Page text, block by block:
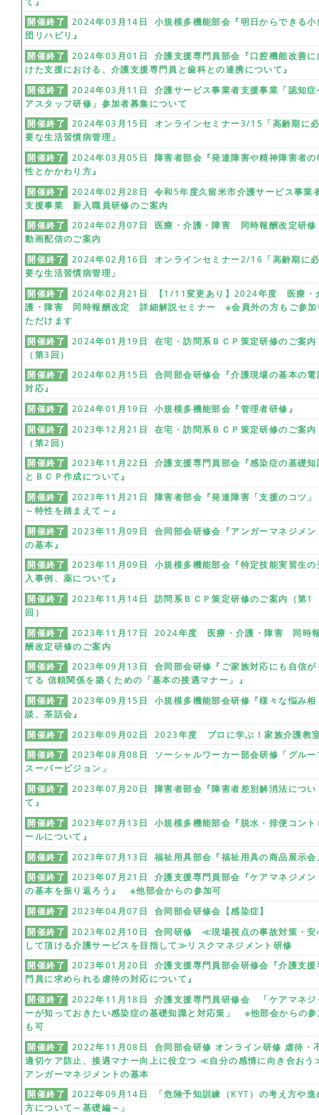
開催終了
2024年03月14日 小規模多機能部会『明日からできる小
団リハビリ』
開催終了
2024年03月01日 介護支援専門員部会『口腔機能改善に
けた支援における、介護支援専門員と歯科との連携について』
開催終了
2024年03月11日 介護サービス事業者支援事業「認知症
アスタッフ研修」参加者募集について
開催終了
2024年03月15日 オンラインセミナー3/15「高齢期に
要な生活習慣病管理」
開催終了
2024年03月05日 障害者部会『発達障害や精神障害者の
性とかかわり方』
開催終了
2024年02月28日 令和5年度久留米市介護サービス事業
支援事業 新入職員研修のご案内
開催終了
2024年02月07日 医療・介護・障害 同時報酬改定研
動画配信のご案内
開催終了
2024年02月16日 オンラインセミナー2/16「高齢期に
要な生活習慣病管理」
開催終了
2024年02月21日 【1/11変更あり】2024年度 医療・
護・障害 同時報酬改定 詳細解説セミナー ※会員外の方もご参加
ただけます
開催終了
2024年01月19日 在宅・訪問系ＢＣＰ策定研修のご案内
（第3回）
開催終了
2024年02月15日 合同部会研修会『介護現場の基本の電
対応』
開催終了
2024年01月19日 小規模多機能部会『管理者研修』
開催終了
2023年12月21日 在宅・訪問系ＢＣＰ策定研修のご案内
（第2回）
開催終了
2023年11月22日 介護支援専門員部会『感染症の基礎知
とＢＣＰ作成について』
開催終了
2023年11月21日 障害者部会『発達障害「支援のコツ」
～特性を踏まえて～』
開催終了
2023年11月09日 合同部会研修会『アンガーマネジメン
の基本』
開催終了
2023年11月09日 小規模多機能部会『特定技能実習生の
入事例、薬について』
開催終了
2023年11月14日 訪問系ＢＣＰ策定研修のご案内（第1
回）
開催終了
2023年11月17日 2024年度 医療・介護・障害 同時
酬改定研修のご案内
開催終了
2023年09月13日 合同部会研修『ご家族対応にも自信が
てる 信頼関係を築くための「基本の接遇マナー」』
開催終了
2023年09月15日 小規模多機能部会研修『様々な悩み相
談、茶話会』
開催終了
2023年09月02日 2023年度 プロに学ぶ！家族介護教
開催終了
2023年08月08日 ソーシャルワーカー部会研修「グルー
スーパービジョン」
開催終了
2023年07月20日 障害者部会『障害者差別解消法につい
て』
開催終了
2023年07月13日 小規模多機能部会『脱水・排便コント
ールについて』
開催終了
2023年07月13日 福祉用具部会『福祉用具の商品展示会
開催終了
2023年07月21日 介護支援専門員部会『ケアマネジメン
の基本を振り返ろう』 ※他部会からの参加可
開催終了
2023年04月07日 合同部会研修会【感染症】
開催終了
2023年02月10日 合同研修 ≪現場視点の事故対策・安
して頂ける介護サービスを目指して≫リスクマネジメント研修
開催終了
2023年01月20日 介護支援専門員部会研修会『介護支援
門員に求められる虐待の対応について』
開催終了
2022年11月18日 介護支援専門員研修会 「ケアマネジ
ーが知っておきたい感染症の基礎知識と対応策」 ※他部会からの
も可
開催終了
2022年11月08日 合同部会研修 オンライン研修 虐待・
適切ケア防止、接遇マナー向上に役立つ ≪自分の感情に向き合お
アンガーマネジメントの基本
開催終了
2022年09月14日 「危険予知訓練（KYT）の考え方や進
方について～基礎編～」